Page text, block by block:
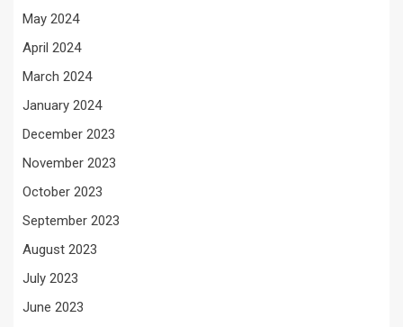
May 2024
April 2024
March 2024
January 2024
December 2023
November 2023
October 2023
September 2023
August 2023
July 2023
June 2023